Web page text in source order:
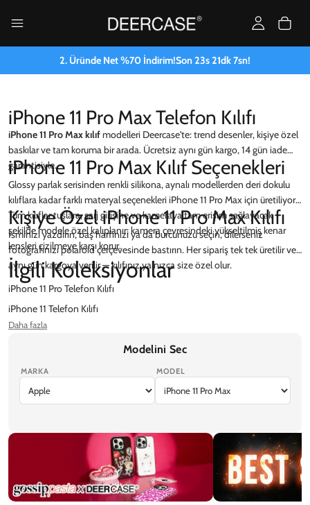
2. Üründe Net %70 İndirim!Son23s21dk6sn!
iPhone 11 Pro Max Telefon Kılıfı
iPhone 11 Pro Max kılıfmodelleri Deercase'te: trend desenler, kişiye özel
baskılar ve tam koruma bir arada. Ücretsiz aynı gün kargo, 14 gün iade
garantisiyle.
iPhone 11 Pro Max Kılıf Seçenekleri
Glossy parlak serisinden renkli silikona, aynalı modellerden deri dokulu
kılıflara kadar farklı materyal seçenekleri iPhone 11 Pro Max için üretiliyor.
Tüm kılıflar tuşlara, şarj girişine ve kameraya tam erişim sağlayacak
şekilde modele özel kalıplanır; kamera çevresindeki yükseltilmiş kenar
lensleri çizilmeye karşı korur.
Kişiye Özel iPhone 11 Pro Max Kılıfı
İsminizi yazdırın, baş harfinizi ya da burcunuzu seçin, dilerseniz
fotoğrafınızı polaroid çerçevesinde bastırın. Her sipariş tek tek üretilir ve
aynı gün kargoya verilir — kılıfınız yalnızca size özel olur.
İlgili Koleksiyonlar
iPhone 11 Pro Telefon Kılıfı
iPhone 11 Telefon Kılıfı
Ekran Koruyucu
Daha fazla
Modelini Sec
MARKA MODEL